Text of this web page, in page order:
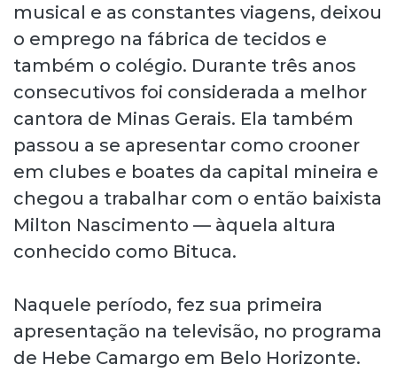
musical e as constantes viagens, deixou
o emprego na fábrica de tecidos e
também o colégio. Durante três anos
consecutivos foi considerada a melhor
cantora de Minas Gerais. Ela também
passou a se apresentar como crooner
em clubes e boates da capital mineira e
chegou a trabalhar com o então baixista
Milton Nascimento — àquela altura
conhecido como Bituca.
Naquele período, fez sua primeira
apresentação na televisão, no programa
de Hebe Camargo em Belo Horizonte.